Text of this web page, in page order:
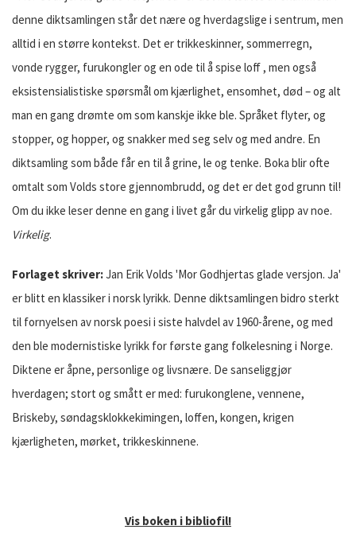
denne diktsamlingen står det nære og hverdagslige i sentrum, men
alltid i en større kontekst. Det er trikkeskinner, sommerregn,
vonde rygger, furukongler og en ode til å spise loff , men også
eksistensialistiske spørsmål om kjærlighet, ensomhet, død – og alt
man en gang drømte om som kanskje ikke ble. Språket flyter, og
stopper, og hopper, og snakker med seg selv og med andre. En
diktsamling som både får en til å grine, le og tenke. Boka blir ofte
omtalt som Volds store gjennombrudd, og det er det god grunn til!
Om du ikke leser denne en gang i livet går du virkelig glipp av noe.
Virkelig.
Forlaget skriver:Jan Erik Volds 'Mor Godhjertas glade versjon. Ja'
er blitt en klassiker i norsk lyrikk. Denne diktsamlingen bidro sterkt
til fornyelsen av norsk poesi i siste halvdel av 1960-årene, og med
den ble modernistiske lyrikk for første gang folkelesning i Norge.
Diktene er åpne, personlige og livsnære. De sanseliggjør
hverdagen; stort og smått er med: furukonglene, vennene,
Briskeby, søndagsklokkekimingen, loffen, kongen, krigen
kjærligheten, mørket, trikkeskinnene.
Vis boken i bibliofil!